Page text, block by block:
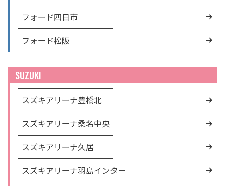
フォード四日市
フォード松阪
SUZUKI
スズキアリーナ豊橋北
スズキアリーナ桑名中央
スズキアリーナ久居
スズキアリーナ羽島インター